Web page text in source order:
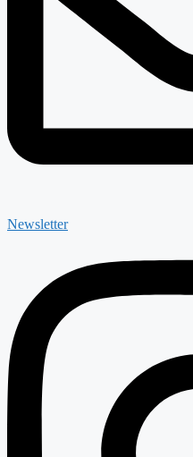
Newsletter